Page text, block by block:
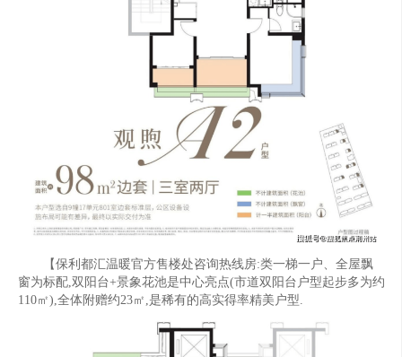
【保利都汇温暖官方售楼处咨询热线房:类一梯一户、全屋飘
窗为标配,双阳台+景象花池是中心亮点(市道双阳台户型起步多为约
110㎡),全体附赠约23㎡,是稀有的高实得率精美户型.